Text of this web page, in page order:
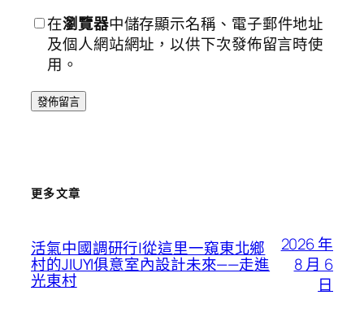
在瀏覽器中儲存顯示名稱、電子郵件地址
及個人網站網址，以供下次發佈留言時使
用。
更多文章
活氣中國調研行|從這里一窺東北鄉
村的JIUYI俱意室內設計未來——走進
光東村
2026 年
8 月 6
日